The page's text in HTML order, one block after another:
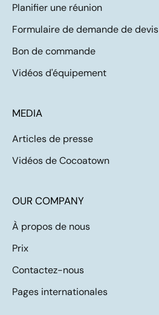
Planifier une réunion
Formulaire de demande de devis
Bon de commande
Vidéos d'équipement
MEDIA
Articles de presse
Vidéos de Cocoatown
OUR COMPANY
À propos de nous
Prix
Contactez-nous
Pages internationales